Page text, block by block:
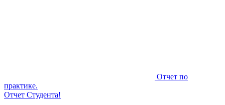
Отчет по
практике.
Отчет Студента!